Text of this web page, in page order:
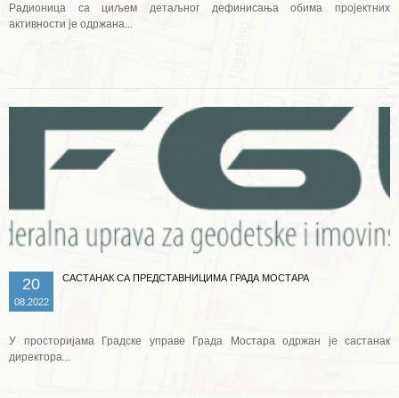
Радионица са циљем детаљног дефинисања обима пројектних
активности је одржана...
20
08.2022
САСТАНАК СА ПРЕДСТАВНИЦИМА ГРАДА МОСТАРА
У просторијама Градске управе Града Мостара одржан је састанак
директора...